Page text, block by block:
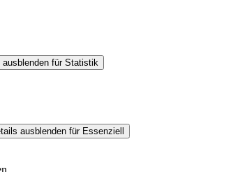
ausblenden für Statistik
ausblenden für Essenziell